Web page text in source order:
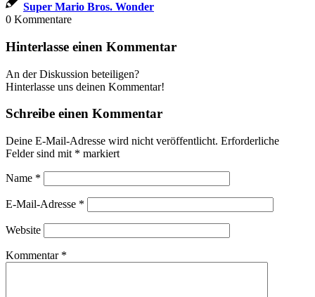
Super Mario Bros. Wonder
0 Kommentare
Hinterlasse einen Kommentar
An der Diskussion beteiligen?
Hinterlasse uns deinen Kommentar!
Schreibe einen Kommentar
Deine E-Mail-Adresse wird nicht veröffentlicht. Erforderliche
Felder sind mit * markiert
Name *
E-Mail-Adresse *
Website
Kommentar *